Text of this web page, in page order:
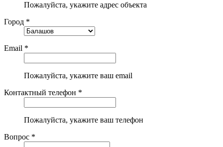
Пожалуйста, укажите адрес объекта
Город *
Email *
Пожалуйста, укажите ваш email
Контактный телефон *
Пожалуйста, укажите ваш телефон
Вопрос *